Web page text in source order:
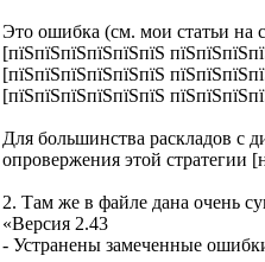
Это ошибка (см. мои статьи на
[пїЅпїЅпїЅпїЅпїЅпїЅ
[пїЅпїЅпїЅпїЅпїЅпїЅ
[пїЅпїЅпїЅпїЅпїЅпїЅ
Для большинства раскладов с
опровержения этой стратегии
2. Там же в файле дана очень
«Версия 2.43
- Устранены замеченные